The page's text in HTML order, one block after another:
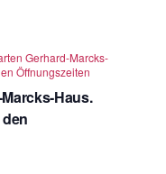
Haus.
Gerhard-Marcks-
Öffnungszeiten